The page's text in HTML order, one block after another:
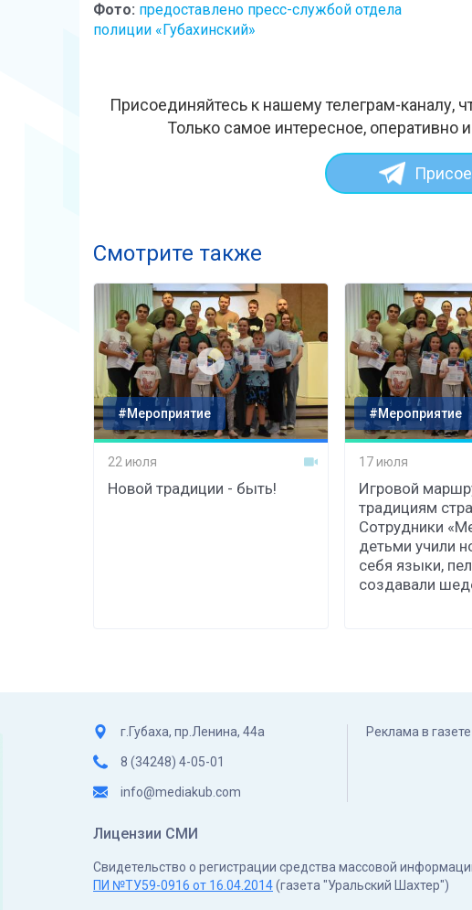
Фото: предоставлено пресс-службой отдела
полиции «Губахинский»
Присоединяйтесь к нашему телеграм-каналу,
Только самое интересное, оперативно
Смотрите также
#Мероприятие
22 июля
Новой традиции - быть!
#Мероприятие
17 июля
Игровой
традициям
Сотрудники
детьми учили
себя языки,
создавали
г.Губаха, пр.Ленина, 44а
8 (34248) 4-05-01
info@mediakub.com
Реклама в газете
Лицензии СМИ
Свидетельство о регистрации средства массовой
ПИ №ТУ59-0916 от 16.04.2014(газета "Уральский Шахтер")